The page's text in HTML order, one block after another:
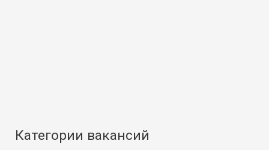
Категории вакансий